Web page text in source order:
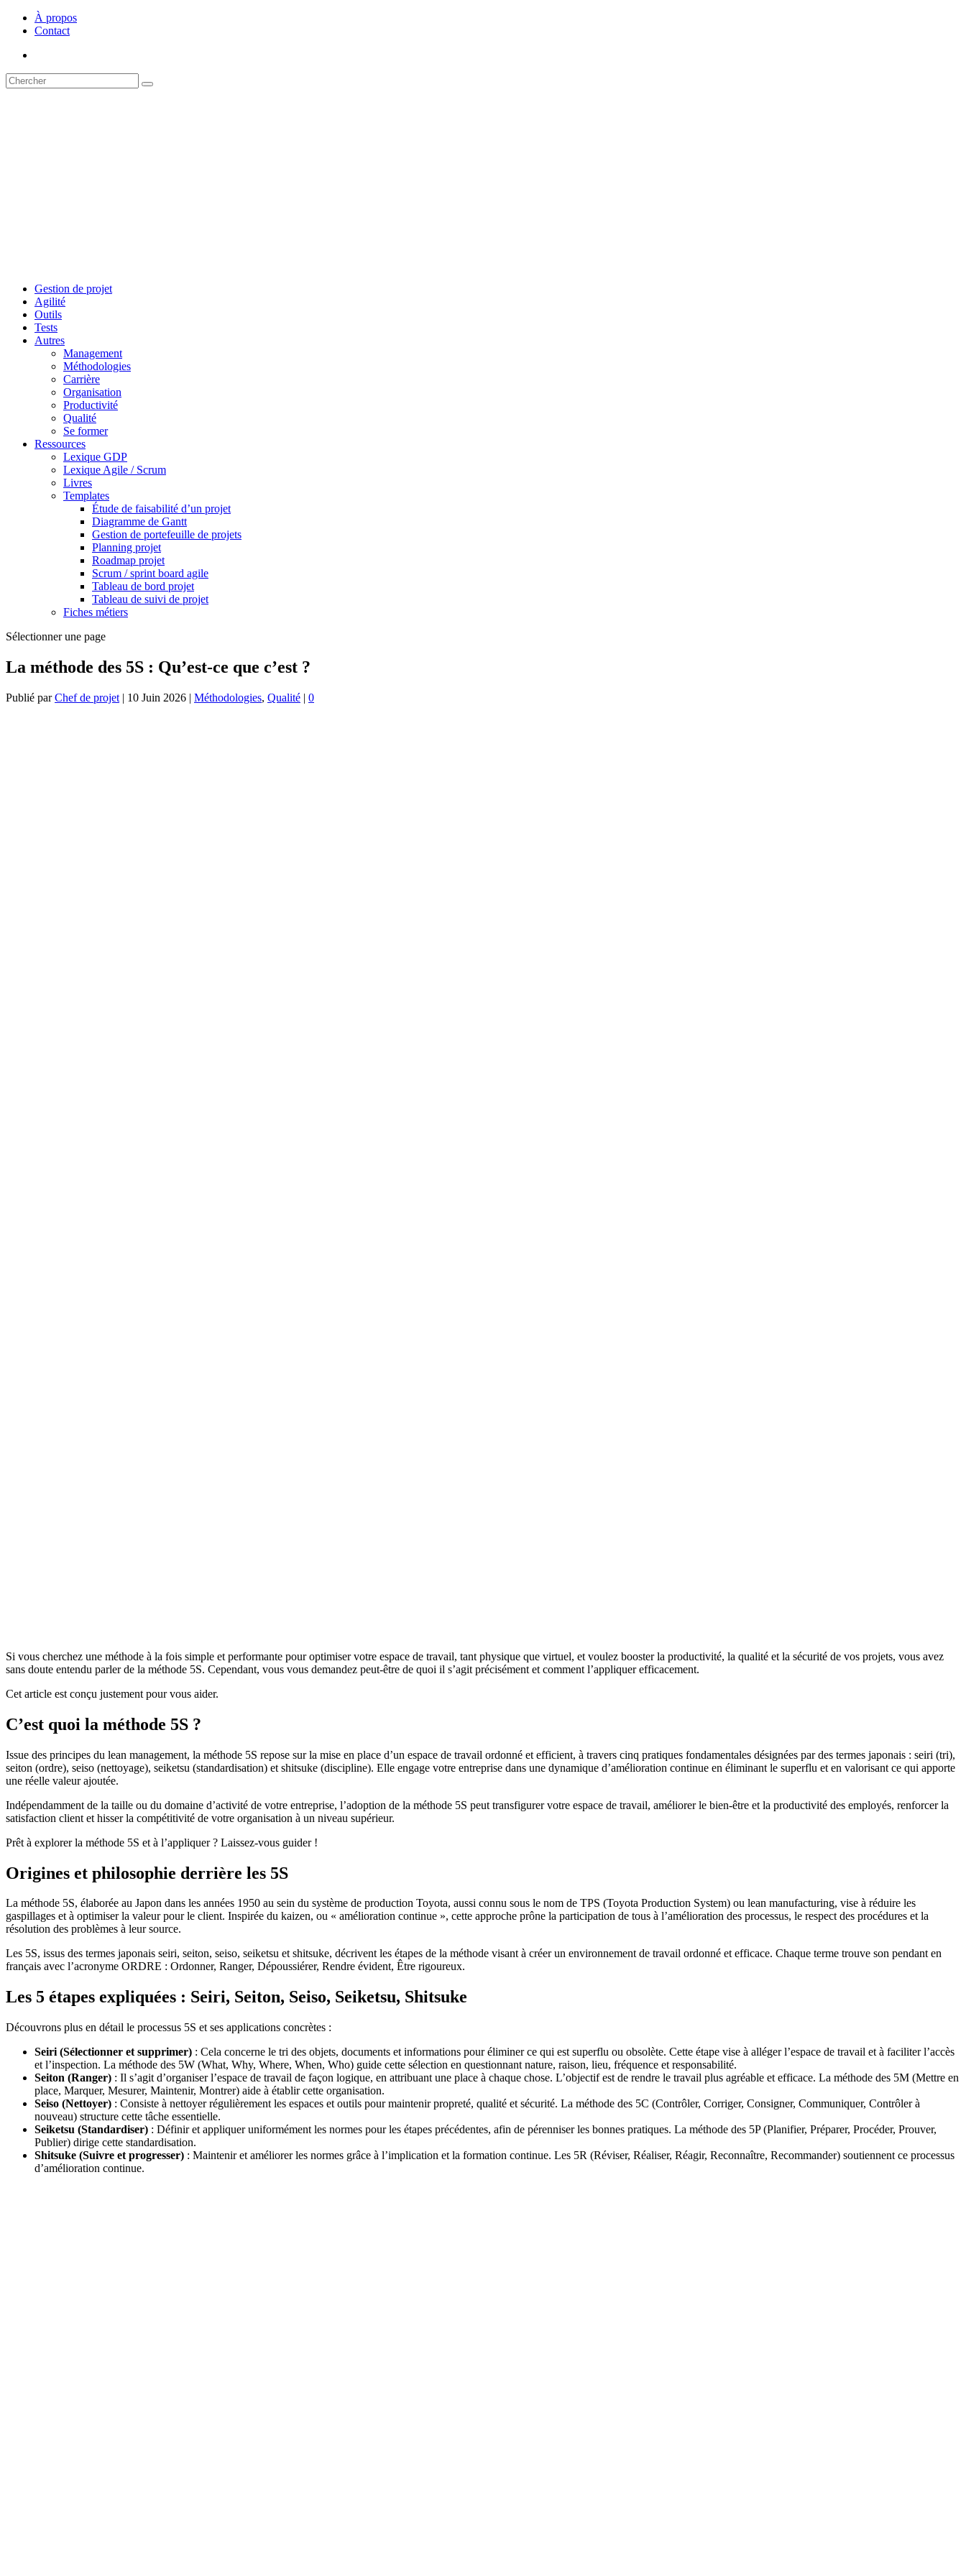
À propos
Contact
Gestion de projet
Agilité
Outils
Tests
Autres
Management
Méthodologies
Carrière
Organisation
Productivité
Qualité
Se former
Ressources
Lexique GDP
Lexique Agile / Scrum
Livres
Templates
Étude de faisabilité d’un projet
Diagramme de Gantt
Gestion de portefeuille de projets
Planning projet
Roadmap projet
Scrum / sprint board agile
Tableau de bord projet
Tableau de suivi de projet
Fiches métiers
Sélectionner une page
La méthode des 5S : Qu’est-ce que c’est ?
Publié parChef de projet | 10 Juin 2026 | Méthodologies, Qualité | 0
Si vous cherchez une méthode à la fois simple et performante pour optimiser votre espace de travail, tant physique que virtuel, et voulez booster la productivité, la qualité et la sécurité de vos projets, vous avez
sans doute entendu parler de la méthode 5S. Cependant, vous vous demandez peut-être de quoi il s’agit précisément et comment l’appliquer efficacement.
Cet article est conçu justement pour vous aider.
C’est quoi la méthode 5S ?
Issue des principes du lean management, la méthode 5S repose sur la mise en place d’un espace de travail ordonné et efficient, à travers cinq pratiques fondamentales désignées par des termes japonais : seiri (tri),
seiton (ordre), seiso (nettoyage), seiketsu (standardisation) et shitsuke (discipline). Elle engage votre entreprise dans une dynamique d’amélioration continue en éliminant le superflu et en valorisant ce qui apporte
une réelle valeur ajoutée.
Indépendamment de la taille ou du domaine d’activité de votre entreprise, l’adoption de la méthode 5S peut transfigurer votre espace de travail, améliorer le bien-être et la productivité des employés, renforcer la
satisfaction client et hisser la compétitivité de votre organisation à un niveau supérieur.
Prêt à explorer la méthode 5S et à l’appliquer ? Laissez-vous guider !
Origines et philosophie derrière les 5S
La méthode 5S, élaborée au Japon dans les années 1950 au sein du système de production Toyota, aussi connu sous le nom de TPS (Toyota Production System) ou lean manufacturing, vise à réduire les
gaspillages et à optimiser la valeur pour le client. Inspirée du kaizen, ou « amélioration continue », cette approche prône la participation de tous à l’amélioration des processus, le respect des procédures et la
résolution des problèmes à leur source.
Les 5S, issus des termes japonais seiri, seiton, seiso, seiketsu et shitsuke, décrivent les étapes de la méthode visant à créer un environnement de travail ordonné et efficace. Chaque terme trouve son pendant en
français avec l’acronyme ORDRE : Ordonner, Ranger, Dépoussiérer, Rendre évident, Être rigoureux.
Les 5 étapes expliquées : Seiri, Seiton, Seiso, Seiketsu, Shitsuke
Découvrons plus en détail le processus 5S et ses applications concrètes :
Seiri (Sélectionner et supprimer) : Cela concerne le tri des objets, documents et informations pour éliminer ce qui est superflu ou obsolète. Cette étape vise à alléger l’espace de travail et à faciliter l’accès
et l’inspection. La méthode des 5W (What, Why, Where, When, Who) guide cette sélection en questionnant nature, raison, lieu, fréquence et responsabilité.
Seiton (Ranger) : Il s’agit d’organiser l’espace de travail de façon logique, en attribuant une place à chaque chose. L’objectif est de rendre le travail plus agréable et efficace. La méthode des 5M (Mettre en
place, Marquer, Mesurer, Maintenir, Montrer) aide à établir cette organisation.
Seiso (Nettoyer) : Consiste à nettoyer régulièrement les espaces et outils pour maintenir propreté, qualité et sécurité. La méthode des 5C (Contrôler, Corriger, Consigner, Communiquer, Contrôler à
nouveau) structure cette tâche essentielle.
Seiketsu (Standardiser) : Définir et appliquer uniformément les normes pour les étapes précédentes, afin de pérenniser les bonnes pratiques. La méthode des 5P (Planifier, Préparer, Procéder, Prouver,
Publier) dirige cette standardisation.
Shitsuke (Suivre et progresser) : Maintenir et améliorer les normes grâce à l’implication et la formation continue. Les 5R (Réviser, Réaliser, Réagir, Reconnaître, Recommander) soutiennent ce processus
d’amélioration continue.